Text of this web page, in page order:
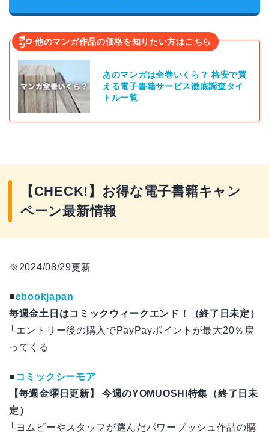
他のマンガ作品の価格を知りたい方はこちら
あのマンガは全巻いくら？ 格安で買
える電子書籍サービス徹底調査タイ
トル一覧
【CHECK!】お得な電子書籍キャン
ペーン最新情報
※2024/08/29更新
■ebookjapan
毎週金土日はコミックウィークエンド！（終了日未定）
└エントリー後の購入でPayPayポイントが最大20％戻
ってくる
■ コミックシーモア
【毎週金曜日更新】 今週のYOMUOSHI特集（終了日未
定）
└ヨムビーやスタッフが選んだパワープッシュ作品の購